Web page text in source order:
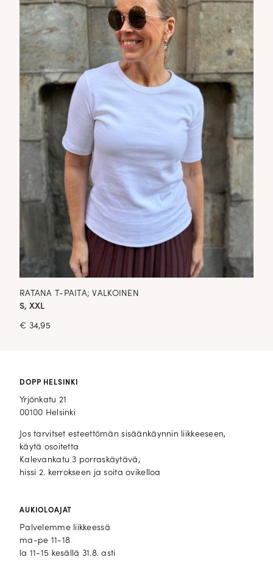
RATANA T-PAITA; VALKOINEN
S, XXL
€ 34,95
DOPP HELSINKI
Yrjönkatu 21
00100 Helsinki
Jos tarvitset esteettömän sisäänkäynnin liikkeeseen,
käytä osoitetta
Kalevankatu 3 porraskäytävä,
hissi 2. kerrokseen ja soita ovikelloa
AUKIOLOAJAT
Palvelemme liikkeessä
ma-pe 11-18
la 11-15 kesällä 31.8. asti